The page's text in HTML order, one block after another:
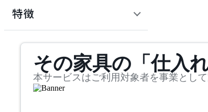
イノウエ
mm
検索
~
特徴
その家具の「仕入
本サービスはご利用対象者を事業とし